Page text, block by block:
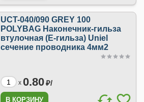
UCT-040/090 GREY 100
POLYBAG Наконечник-гильза
втулочная (Е-гильза) Uniel
сечение проводника 4мм2
x 0.80₽/